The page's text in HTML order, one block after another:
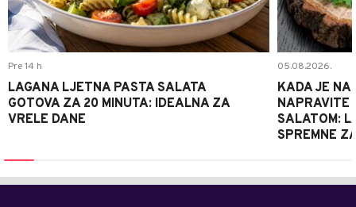
Pre 14 h
LAGANA LJETNA PASTA SALATA
GOTOVA ZA 20 MINUTA: IDEALNA ZA
VRELE DANE
05.08.2026.
KADA JE
NAPRAVITE
SALATOM:
SPREMNE